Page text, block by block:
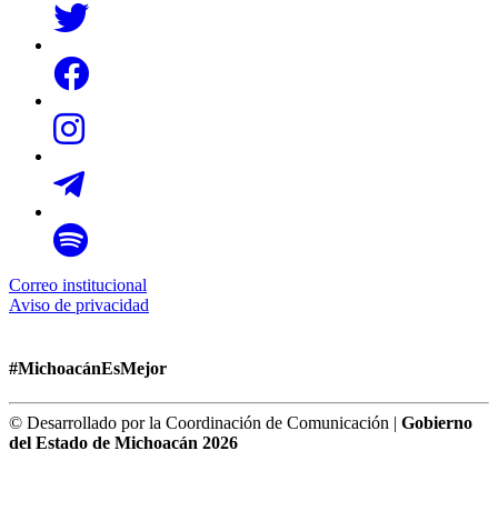
Correo institucional
Aviso de privacidad
#MichoacánEsMejor
© Desarrollado por la Coordinación de Comunicación | Gobierno
del Estado de Michoacán 2026